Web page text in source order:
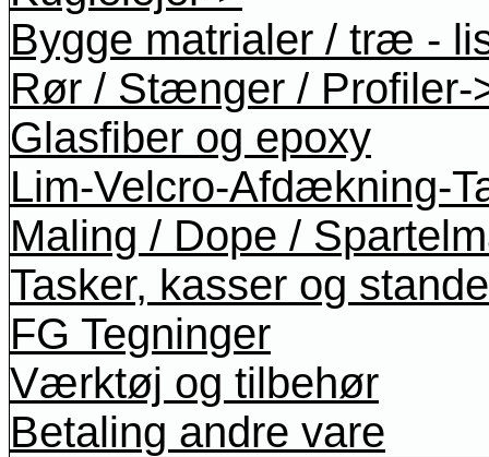
Bygge matrialer / træ -
Rør / Stænger / Profiler-
Glasfiber og epoxy
Lim-Velcro-Afdækning-
Maling / Dope /
Tasker, kasser og
FG Tegninger
Værktøj og tilbehør
Betaling andre vare